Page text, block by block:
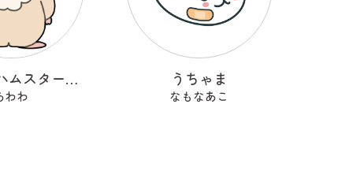
ふわもちハムスターのおふとんさん
わわ
うちゃま
なもなあこ